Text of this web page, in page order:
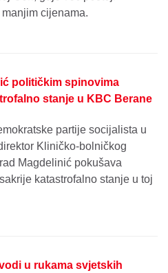
cijenama.
političkim spinovima
stanje u KBC Berane
partije socijalista u
Kliničko-bolničkog
Magdelinić pokušava
katastrofalno stanje u toj
u rukama svjetskih